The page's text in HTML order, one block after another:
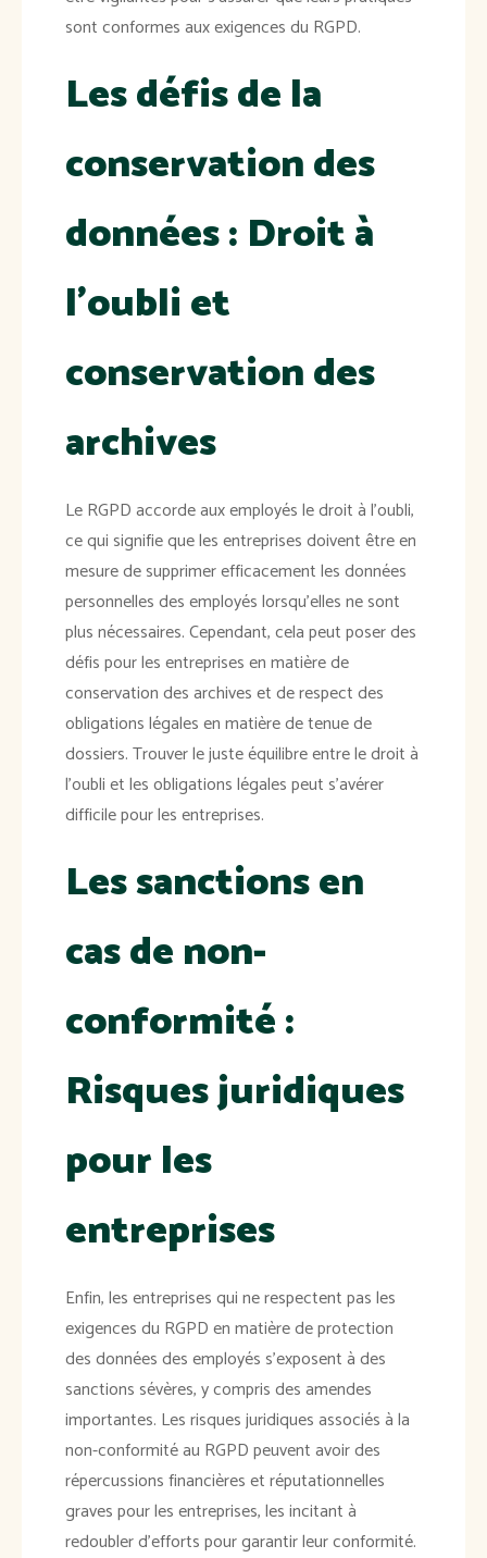
sont conformes aux exigences du RGPD.
Les défis de la
conservation des
données : Droit à
l'oubli et
conservation des
archives
Le RGPD accorde aux employés le droit à l'oubli,
ce qui signifie que les entreprises doivent être en
mesure de supprimer efficacement les données
personnelles des employés lorsqu'elles ne sont
plus nécessaires. Cependant, cela peut poser des
défis pour les entreprises en matière de
conservation des archives et de respect des
obligations légales en matière de tenue de
dossiers. Trouver le juste équilibre entre le droit à
l'oubli et les obligations légales peut s'avérer
difficile pour les entreprises.
Les sanctions en
cas de non-
conformité :
Risques juridiques
pour les
entreprises
Enfin, les entreprises qui ne respectent pas les
exigences du RGPD en matière de protection
des données des employés s'exposent à des
sanctions sévères, y compris des amendes
importantes. Les risques juridiques associés à la
non-conformité au RGPD peuvent avoir des
répercussions financières et réputationnelles
graves pour les entreprises, les incitant à
redoubler d'efforts pour garantir leur conformité.